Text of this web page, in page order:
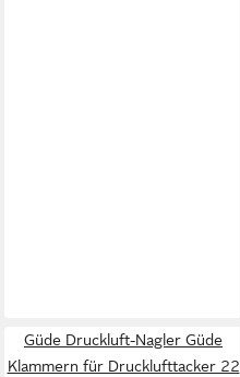
Güde Druckluft-Nagler Güde
Klammern für Drucklufttacker 22